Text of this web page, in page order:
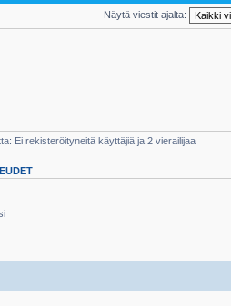
Näytä viestit ajalta:
Ei rekisteröityneitä käyttäjiä ja 2 vierailijaa